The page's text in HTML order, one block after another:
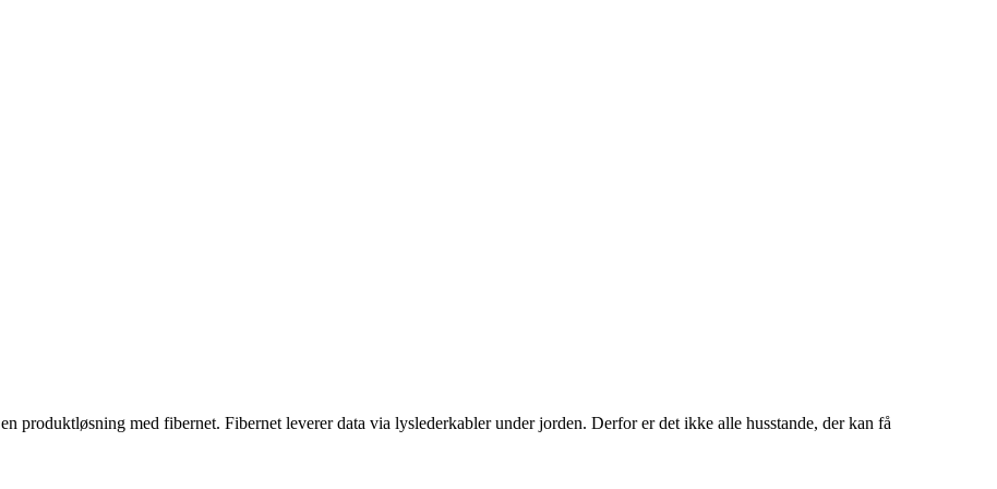
produktløsning med fibernet. Fibernet leverer data via lyslederkabler under jorden. Derfor er det ikke alle husstande, der kan få